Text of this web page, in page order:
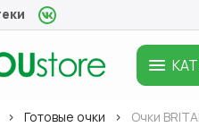
Готовые очки Очки